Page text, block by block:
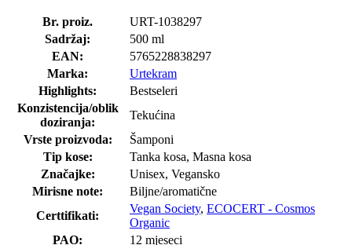
Br. proiz.
URT-1038297
Sadržaj:
500 ml
EAN:
5765228838297
Marka:
Urtekram
Highlights:
Bestseleri
Konzistencija/oblik
doziranja:
Tekućina
Vrste proizvoda:
Šamponi
Tip kose:
Tanka kosa, Masna kosa
Značajke:
Unisex, Vegansko
Mirisne note:
Biljne/aromatične
Certtifikati:
Vegan Society, ECOCERT - Cosmos
Organic
PAO:
12 mjeseci